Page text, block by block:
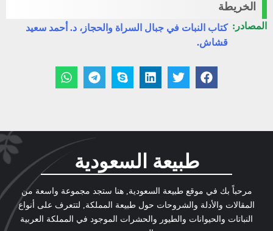
الخريطة
المصادر: كتاب النبات في جبال السراة والحجاز، د. أحمد سعيد
قشاش.
طبيعة السعودية
مرحباً بك في موقع طبيعة السعودية, هنا ستجد مجموعة واسعة من
المقالات والأدلة والشروحات حول طبيعة المملكة, لتتعرف على أنواع
النباتات والحيوانات والطيور والحشرات الموجود في المملكة العربية